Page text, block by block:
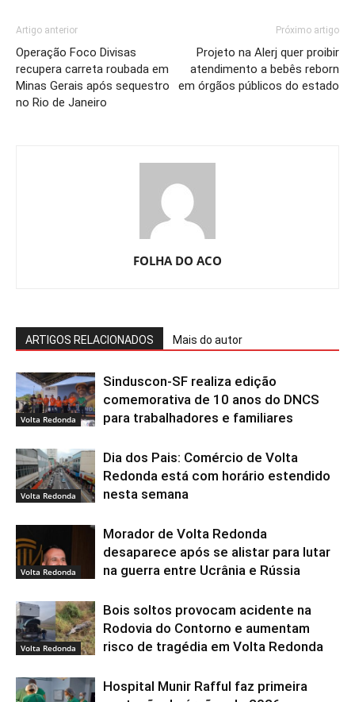
Artigo anterior
Operação Foco Divisas
recupera carreta roubada em
Minas Gerais após sequestro
no Rio de Janeiro
Próximo artigo
Projeto na Alerj quer proibir
atendimento a bebês reborn
em órgãos públicos do estado
FOLHA DO ACO
ARTIGOS RELACIONADOS Mais do autor
Volta Redonda
Sinduscon-SF realiza edição
comemorativa de 10 anos do DNCS
para trabalhadores e familiares
Volta Redonda
Dia dos Pais: Comércio de Volta
Redonda está com horário estendido
nesta semana
Volta Redonda
Morador de Volta Redonda
desaparece após se alistar para lutar
na guerra entre Ucrânia e Rússia
Volta Redonda
Bois soltos provocam acidente na
Rodovia do Contorno e aumentam
risco de tragédia em Volta Redonda
Hospital Munir Rafful faz primeira